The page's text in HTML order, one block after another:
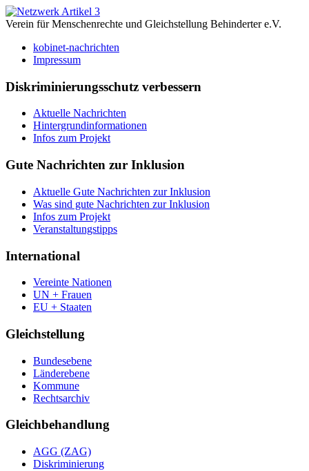
Verein für Menschenrechte und Gleichstellung Behinderter e.V.
kobinet-nachrichten
Impressum
Diskriminierungsschutz verbessern
Aktuelle Nachrichten
Hintergrundinformationen
Infos zum Projekt
Gute Nachrichten zur Inklusion
Aktuelle Gute Nachrichten zur Inklusion
Was sind gute Nachrichten zur Inklusion
Infos zum Projekt
Veranstaltungstipps
International
Vereinte Nationen
UN + Frauen
EU + Staaten
Gleichstellung
Bundesebene
Länderebene
Kommune
Rechtsarchiv
Gleichbehandlung
AGG (ZAG)
Diskriminierung